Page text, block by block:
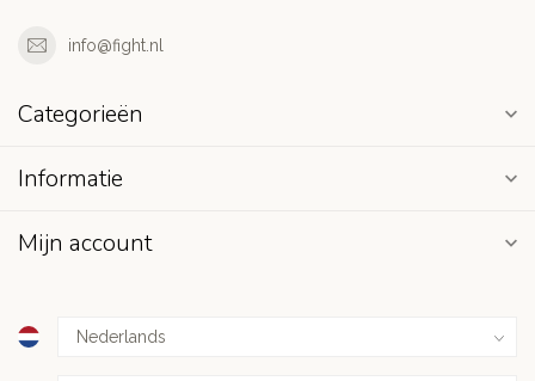
info@fight.nl
Categorieën
Informatie
Mijn account